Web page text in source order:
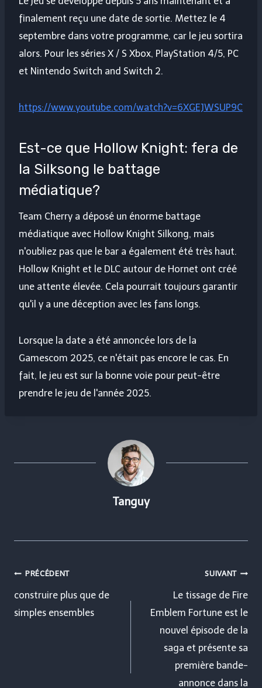
finalement reçu une date de sortie. Mettez le 4
septembre dans votre programme, car le jeu sortira
alors. Pour les séries X / S Xbox, PlayStation 4/5, PC
et Nintendo Switch and Switch 2.
https://www.youtube.com/watch?v=6XGEJWSUP9C
Est-ce que Hollow Knight: fera de
la Silksong le battage
médiatique?
Team Cherry a déposé un énorme battage
médiatique avec Hollow Knight Silkong, mais
n'oubliez pas que le bar a également été très haut.
Hollow Knight et le DLC autour de Hornet ont créé
une attente élevée. Cela pourrait toujours garantir
qu'il y a une déception avec les fans longs.
Lorsque la date a été annoncée lors de la
Gamescom 2025, ce n'était pas encore le cas. En
fait, le jeu est sur la bonne voie pour peut-être
prendre le jeu de l'année 2025.
Tanguy
Navigation
de
l’article
PRÉCÉDENT
construire plus que de
simples ensembles
SUIVANT
Le tissage de Fire
Emblem Fortune est le
nouvel épisode de la
saga et présente sa
première bande-
annonce dans la